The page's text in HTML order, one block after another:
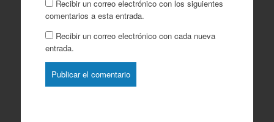
Recibir un correo electrónico con los siguientes
comentarios a esta entrada.
Recibir un correo electrónico con cada nueva
entrada.